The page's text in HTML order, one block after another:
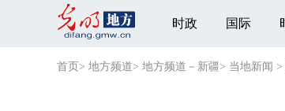
时政 国际
首页 > 地方频道> 地方频道－新疆> 当地新闻 >